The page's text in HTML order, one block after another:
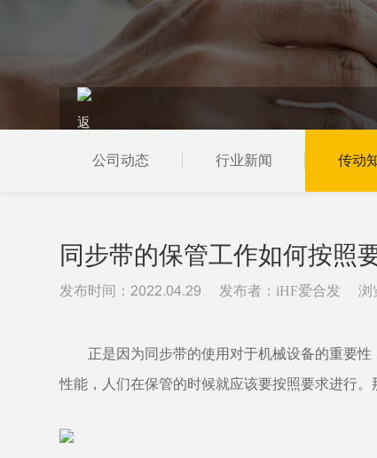
当前位置： 首页 新闻资讯 传动知识
公司动态 行业新闻 传动
同步带的保管工作如何按照
发布时间： 2022.04.29 发布者：iHF爱合发 浏
正是因为同步带的使用对于机械设备的重要
性能，人们在保管的时候就应该要按照要求进行